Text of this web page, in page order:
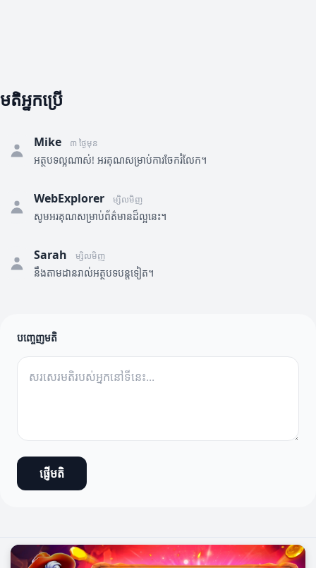
មតិអ្នកប្រើ
Mike ៣ ថ្ងៃមុន
អត្ថបទល្អណាស់! អរគុណសម្រាប់ការចែករំលែក។
WebExplorer ម្សិលមិញ
សូមអរគុណសម្រាប់ព័ត៌មានដ៏ល្អនេះ។
Sarah ម្សិលមិញ
នឹងតាមដានរាល់អត្ថបទបន្តទៀត។
បញ្ចេញមតិ
ផ្ញើមតិ